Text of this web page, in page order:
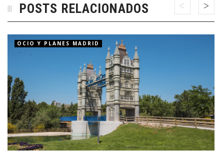
POSTS RELACIONADOS
OCIO Y PLANES MADRID